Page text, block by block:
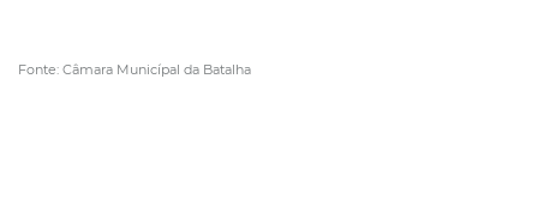
Fonte: Câmara Municípal da Batalha